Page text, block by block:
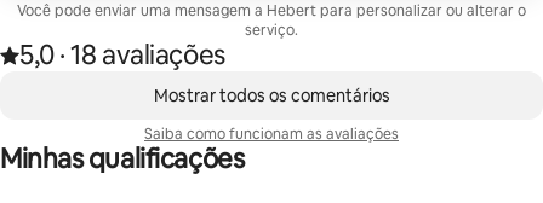
Você pode enviar uma mensagem a Hebert para personalizar ou alterar o
serviço.
Avaliado com 5,0 de 5 estrelas, de um total de 18 avaliações
5,0
, ·18 avaliações
Mostrar todos os comentários
Saiba como funcionam as avaliações
Minhas qualificações